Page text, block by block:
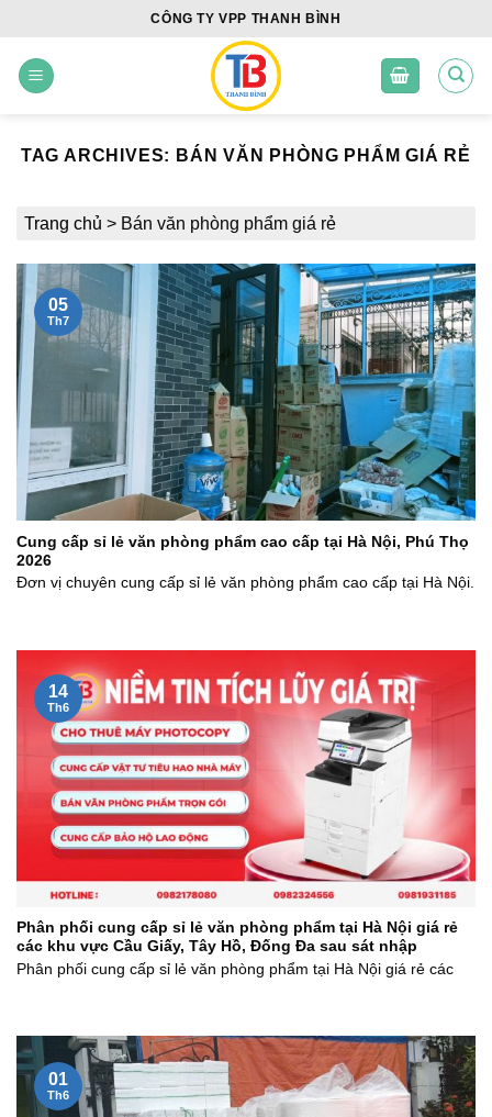
content
CÔNG TY VPP THANH BÌNH
TAG ARCHIVES: BÁN VĂN PHÒNG PHẨM GIÁ RẺ
Trang chủ > Bán văn phòng phẩm giá rẻ
Cung cấp sỉ lẻ văn phòng phẩm cao cấp tại Hà Nội, Phú Thọ
2026
Đơn vị chuyên cung cấp sỉ lẻ văn phòng phẩm cao cấp tại Hà Nội.
05
Th7
Phân phối cung cấp sỉ lẻ văn phòng phẩm tại Hà Nội giá rẻ
các khu vực Cầu Giấy, Tây Hồ, Đống Đa sau sát nhập
Phân phối cung cấp sỉ lẻ văn phòng phẩm tại Hà Nội giá rẻ các
14
Th6
01
Th6